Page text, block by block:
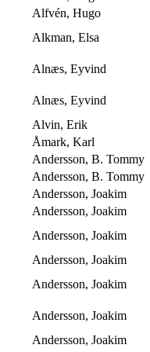
Alfvén, Hugo
Alkman, Elsa
Alnæs, Eyvind
Alnæs, Eyvind
Alvin, Erik
Åmark, Karl
Andersson, B. Tommy
Andersson, B. Tommy
Andersson, Joakim
Andersson, Joakim
Andersson, Joakim
Andersson, Joakim
Andersson, Joakim
Andersson, Joakim
Andersson, Joakim